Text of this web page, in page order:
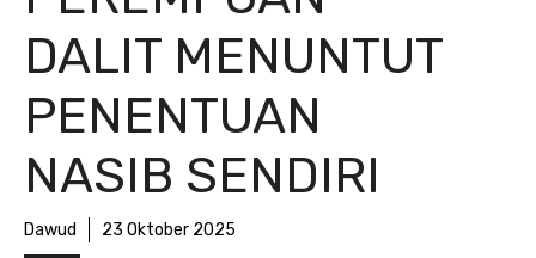
DALIT MENUNTUT
PENENTUAN
NASIB SENDIRI
Dawud 23 Oktober 2025